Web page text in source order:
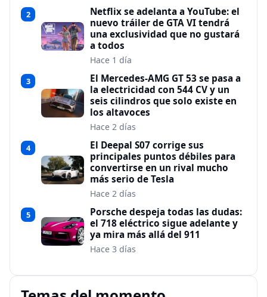
2
Netflix se adelanta a YouTube: el
nuevo tráiler de GTA VI tendrá
una exclusividad que no gustará
a todos
Hace 1 día
3
El Mercedes-AMG GT 53 se pasa a
la electricidad con 544 CV y un
seis cilindros que solo existe en
los altavoces
Hace 2 días
4
El Deepal S07 corrige sus
principales puntos débiles para
convertirse en un rival mucho
más serio de Tesla
Hace 2 días
5
Porsche despeja todas las dudas:
el 718 eléctrico sigue adelante y
ya mira más allá del 911
Hace 3 días